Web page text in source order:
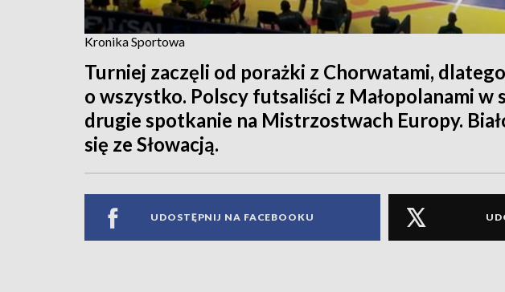
Kronika Sportowa
Turniej zaczęli od porażki z Chorwatami,
o wszystko. Polscy futsaliści z Małopolanami w
drugie spotkanie na Mistrzostwach Europy.
się ze Słowacją.
UDOSTĘPNIJ NA FACEBOOKU